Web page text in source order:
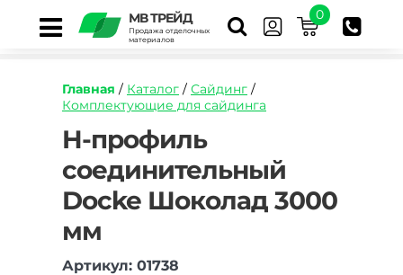
МВ ТРЕЙД
Продажа отделочных
материалов
0
Главная / Каталог / Сайдинг /
Комплектующие для сайдинга
https://mvtrade.ru/images/id/normal/h-
profil-
soedinitelnyy-
docke-
shokolad-
mm.jpg
H-профиль
соединительный
Docke Шоколад 3000
мм
Артикул: 01738